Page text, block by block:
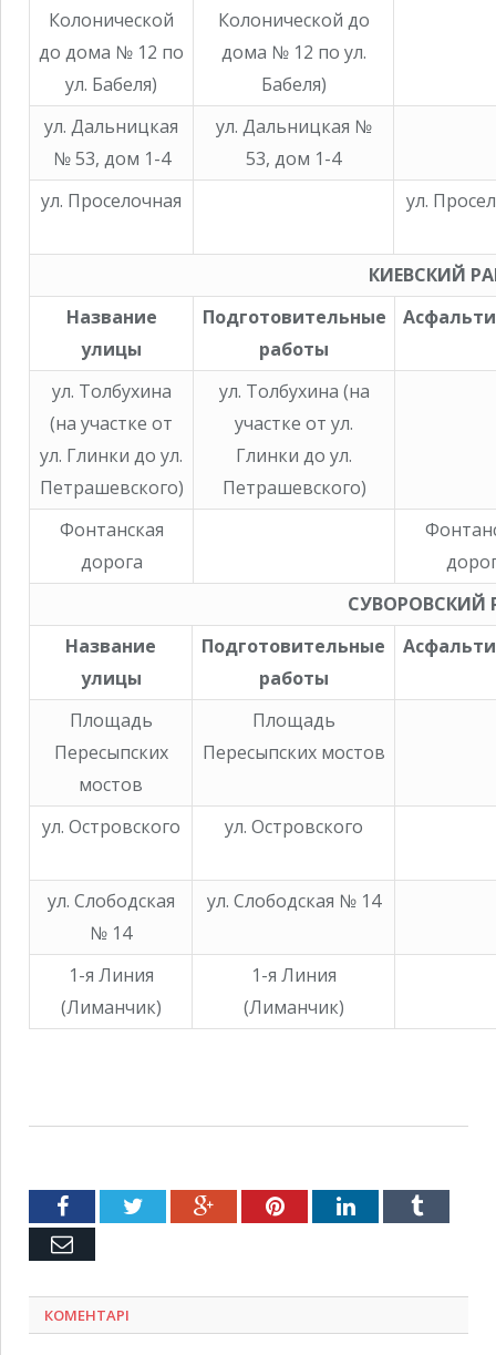
Колонической
до дома № 12 по
ул. Бабеля)
Колонической до
дома № 12 по ул.
Бабеля)
ул. Дальницкая
№ 53, дом 1-4
ул. Дальницкая №
53, дом 1-4
ул. Проселочная
ул.
КИЕВСКИЙ
Название
улицы
Подготовительные
работы
ул. Толбухина
(на участке от
ул. Глинки до ул.
Петрашевского)
ул. Толбухина (на
участке от ул.
Глинки до ул.
Петрашевского)
Фонтанская
дорога
СУВОРОВСКИЙ
Название
улицы
Подготовительные
работы
Площадь
Пересыпских
мостов
Площадь
Пересыпских мостов
ул. Островского ул. Островского
ул. Слободская
№ 14
ул. Слободская № 14
1-я Линия
(Лиманчик)
1-я Линия
(Лиманчик)
FacebookTwitter Google+PinterestLinkedInTumblr
Емейл
КОМЕНТАРІ